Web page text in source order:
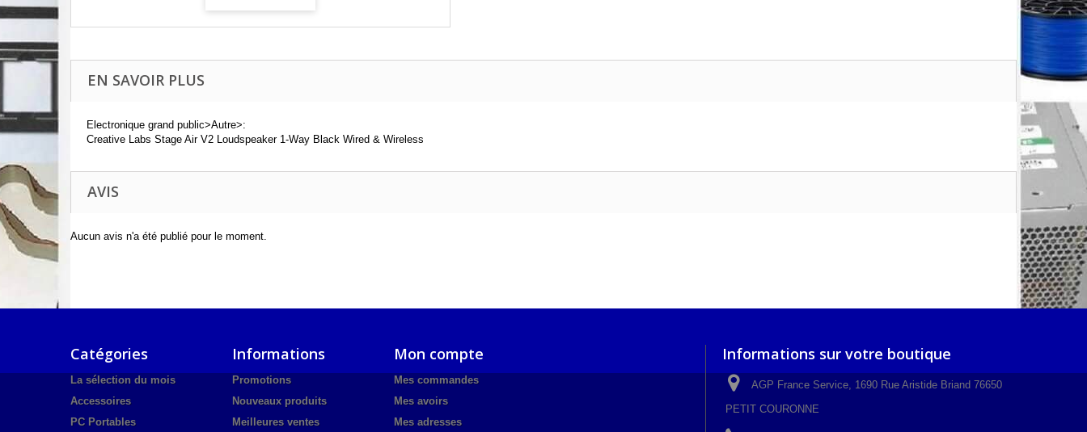
EN SAVOIR PLUS
Electronique grand public>Autre>:
Creative Labs Stage Air V2 Loudspeaker 1-Way Black Wired & Wireless
AVIS
Aucun avis n'a été publié pour le moment.
Catégories
La sélection du mois
Accessoires
PC Portables
Informations
Promotions
Nouveaux produits
Meilleures ventes
Mon compte
Mes commandes
Mes avoirs
Mes adresses
Informations sur votre boutique
AGP France Service, 1690 Rue Aristide Briand 76650
PETIT COURONNE